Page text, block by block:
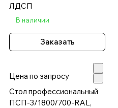
ЛДСП
В наличии
Заказать
Цена по запросу
Стол профессиональный
ПСП-3/1800/700-RAL,